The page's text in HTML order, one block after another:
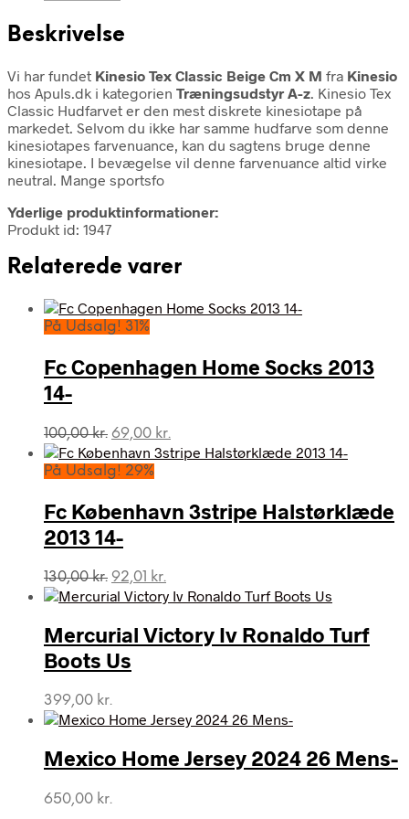
Beskrivelse
Vi har fundet Kinesio Tex Classic Beige Cm X M fra Kinesio
hos Apuls.dk i kategorien Træningsudstyr A-z. Kinesio Tex
Classic Hudfarvet er den mest diskrete kinesiotape på
markedet. Selvom du ikke har samme hudfarve som denne
kinesiotapes farvenuance, kan du sagtens bruge denne
kinesiotape. I bevægelse vil denne farvenuance altid virke
neutral. Mange sportsfo
Yderlige produktinformationer:
Produkt id: 1947
Relaterede varer
På Udsalg! 31%
Fc Copenhagen Home Socks 2013
14-
100,00kr. Den
oprindelige
pris
100,00 kr..
69,00 kr.
aktuelle
69,00 kr..
På Udsalg! 29%
Fc København 3stripe Halstørklæde
2013 14-
130,00kr. Den
oprindelige
var:
130,00 kr..
92,01 kr.
aktuelle
er:
92,01 kr..
Mercurial Victory Iv Ronaldo Turf
Boots Us
399,00 kr.
Mexico Home Jersey 2024 26 Mens-
650,00 kr.